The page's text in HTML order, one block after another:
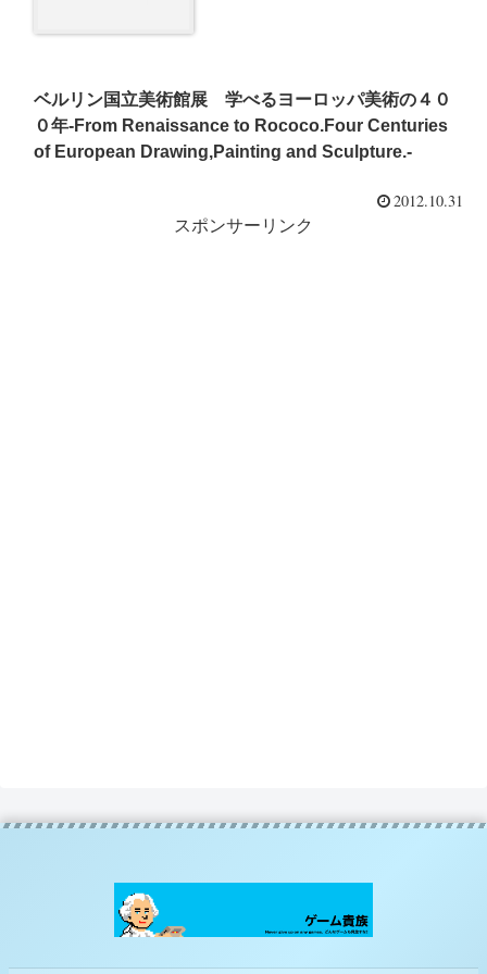
ベルリン国立美術館展 学べるヨーロッパ美術の４０
０年-From Renaissance to Rococo.Four Centuries
of European Drawing,Painting and Sculpture.-
2012.10.31
スポンサーリンク